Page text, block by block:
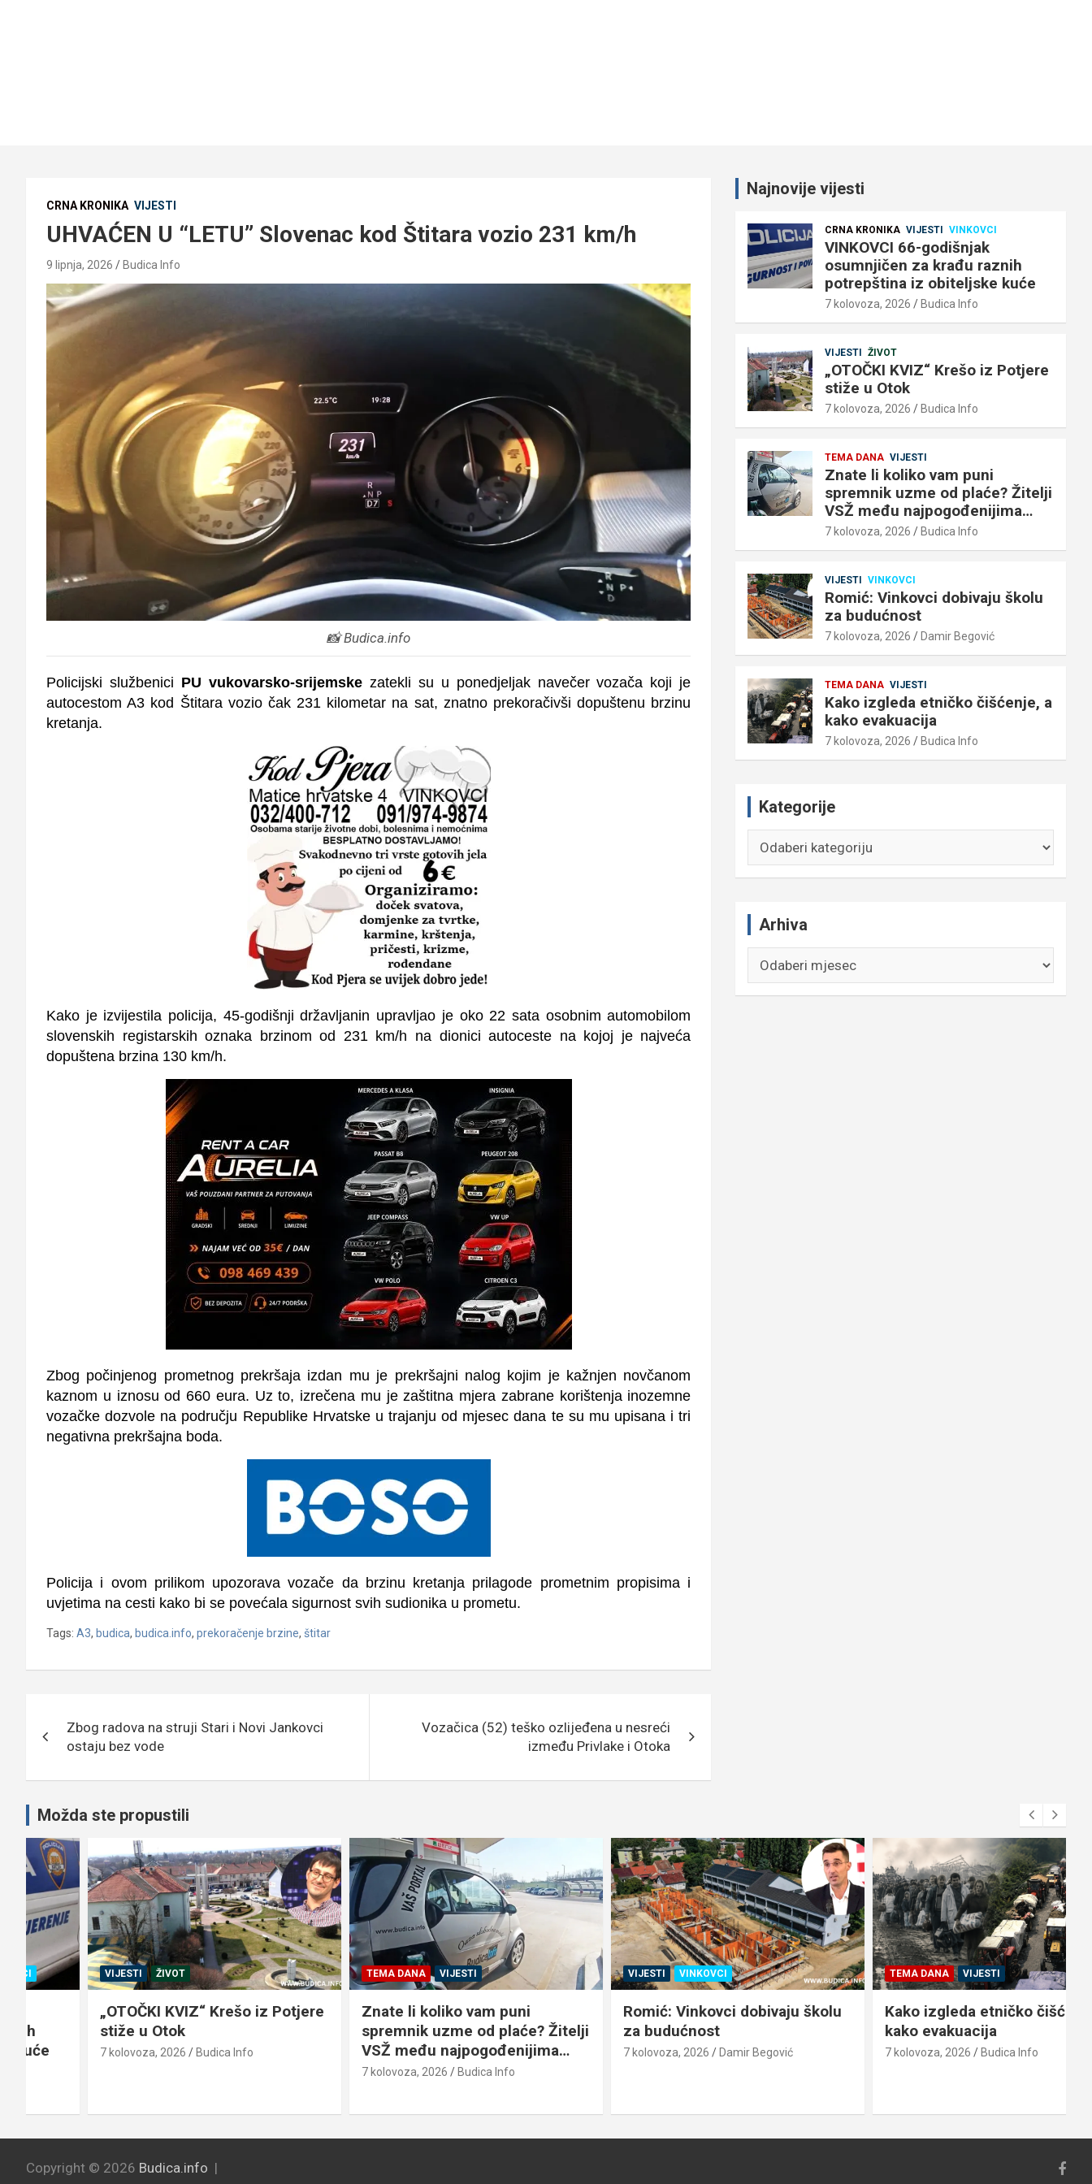
CRNA KRONIKA VIJESTI
UHVAĆEN U “LETU” Slovenac kod Štitara vozio 231 km/h
9 lipnja, 2026 Budica Info
📸 Budica.info
Policijski službenici PU vukovarsko-srijemskezatekli su u ponedjeljak navečer vozača koji je
autocestom A3 kod Štitara vozio čak 231 kilometar na sat, znatno prekoračivši dopuštenu brzinu
kretanja.
Kako je izvijestila policija, 45-godišnji državljanin upravljao je oko 22 sata osobnim automobilom
slovenskih registarskih oznaka brzinom od 231 km/h na dionici autoceste na kojoj je najveća
dopuštena brzina 130 km/h.
Zbog počinjenog prometnog prekršaja izdan mu je prekršajni nalog kojim je kažnjen novčanom
kaznom u iznosu od 660 eura. Uz to, izrečena mu je zaštitna mjera zabrane korištenja inozemne
vozačke dozvole na području Republike Hrvatske u trajanju od mjesec dana te su mu upisana i tri
negativna prekršajna boda.
Policija i ovom prilikom upozorava vozače da brzinu kretanja prilagode prometnim propisima i
uvjetima na cesti kako bi se povećala sigurnost svih sudionika u prometu.
Tags: A3, budica, budica.info, prekoračenje brzine, štitar
objava
Zbog radova na struji Stari i Novi Jankovci
ostaju bez vode
Vozačica (52) teško ozlijeđena u nesreći
između Privlake i Otoka
Najnovije vijesti
CRNA KRONIKA VIJESTI VINKOVCI
VINKOVCI 66-godišnjak
osumnjičen za krađu raznih
potrepština iz obiteljske kuće
7 kolovoza, 2026 Budica Info
VIJESTI ŽIVOT
„OTOČKI KVIZ“ Krešo iz Potjere
stiže u Otok
7 kolovoza, 2026 Budica Info
TEMA DANA VIJESTI
Znate li koliko vam puni
spremnik uzme od plaće? Žitelji
VSŽ među najpogođenijima…
7 kolovoza, 2026 Budica Info
VIJESTI VINKOVCI
Romić: Vinkovci dobivaju školu
za budućnost
7 kolovoza, 2026 Damir Begović
TEMA DANA VIJESTI
Kako izgleda etničko čišćenje, a
kako evakuacija
7 kolovoza, 2026 Budica Info
Kategorije
Arhiva
Možda ste propustili
VIJESTI ŽIVOT
„OTOČKI KVIZ“ Krešo iz Potjere
stiže u Otok
7 kolovoza, 2026 Budica Info
TEMA DANA VIJESTI
Znate li koliko vam puni
spremnik uzme od plaće? Žitelji
VSŽ među najpogođenijima…
7 kolovoza, 2026 Budica Info
VIJESTI VINKOVCI
Romić: Vinkovci dobivaju školu
za budućnost
7 kolovoza, 2026 Damir Begović
TEMA DANA VIJESTI
Kako izgleda etničko čišćenje, a
kako evakuacija
7 kolovoza, 2026 Budica Info
Copyright © 2026 Budica.info